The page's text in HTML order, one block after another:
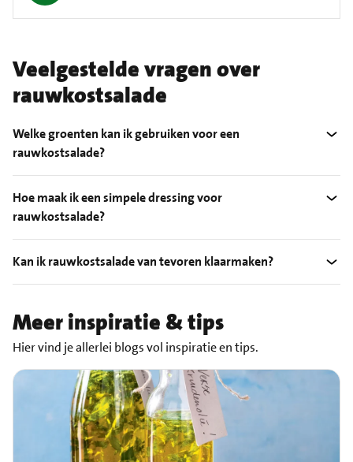
Veelgestelde vragen over
rauwkostsalade
Welke groenten kan ik gebruiken voor een
rauwkostsalade?
Hoe maak ik een simpele dressing voor
rauwkostsalade?
Kan ik rauwkostsalade van tevoren klaarmaken?
Meer inspiratie & tips
Hier vind je allerlei blogs vol inspiratie en tips.